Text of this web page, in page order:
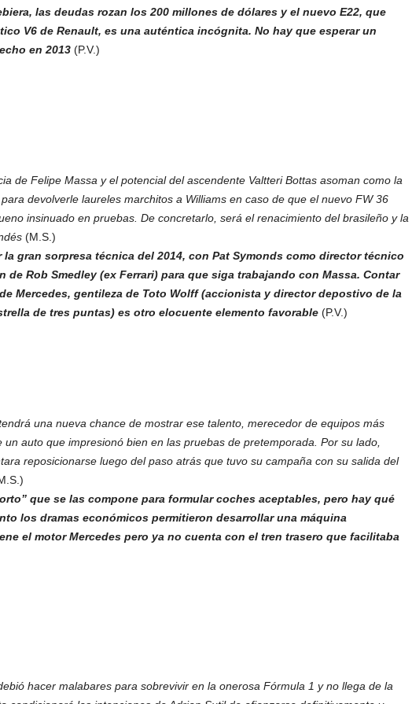
las deudas rozan los 200 millones de dólares y el nuevo E22, que
V6 de Renault, es una auténtica incógnita. No hay que esperar un
en 2013(P.V.)
de Felipe Massa y el potencial del ascendente Valtteri Bottas asoman como la
devolverle laureles marchitos a Williams en caso de que el nuevo FW 36
insinuado en pruebas. De concretarlo, será el renacimiento del brasileño y la
(M.S.)
gran sorpresa técnica del 2014, con Pat Symonds como director técnico
de Rob Smedley (ex Ferrari) para que siga trabajando con Massa. Contar
Mercedes, gentileza de Toto Wolff (accionista y director depostivo de la
de tres puntas) es otro elocuente elemento favorable (P.V.)
una nueva chance de mostrar ese talento, merecedor de equipos más
un auto que impresionó bien en las pruebas de pretemporada. Por su lado,
reposicionarse luego del paso atrás que tuvo su campaña con su salida del
que se las compone para formular coches aceptables, pero hay qué
los dramas económicos permitieron desarrollar una máquina
el motor Mercedes pero ya no cuenta con el tren trasero que facilitaba
hacer malabares para sobrevivir en la onerosa Fórmula 1 y no llega de la